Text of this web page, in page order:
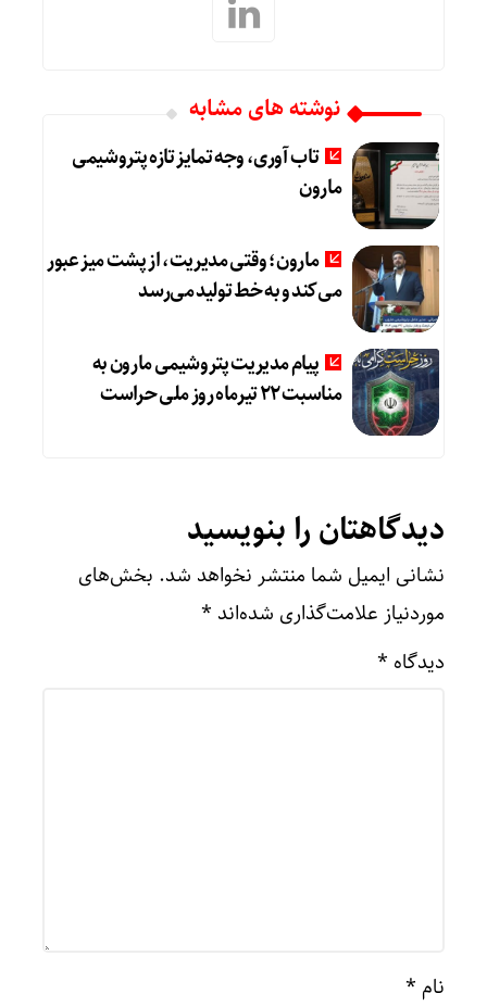
نوشته های مشابه
تاب آوری، وجه تمایز تازه پتروشیمی
مارون
مارون؛ وقتی مدیریت، از پشت میز عبور
می‌کند و به خط تولید می‌رسد
پیام مدیریت پتروشیمی مارون به
مناسبت ۲۲ تیرماه روز ملی حراست
دیدگاهتان را بنویسید
نشانی ایمیل شما منتشر نخواهد شد. بخش‌های
موردنیاز علامت‌گذاری شده‌اند *
دیدگاه *
نام *